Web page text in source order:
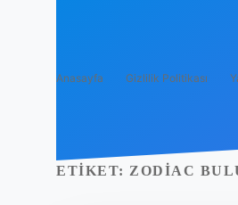
Anasayfa Gizlilik Politikası
ETIKET: ZODIAC